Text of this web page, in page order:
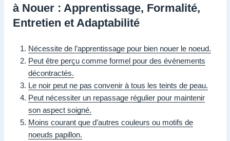
à Nouer : Apprentissage, Formalité,
Entretien et Adaptabilité
Nécessite de l’apprentissage pour bien nouer le noeud.
Peut être perçu comme formel pour des événements
décontractés.
Le noir peut ne pas convenir à tous les teints de peau.
Peut nécessiter un repassage régulier pour maintenir
son aspect soigné.
Moins courant que d’autres couleurs ou motifs de
noeuds papillon.